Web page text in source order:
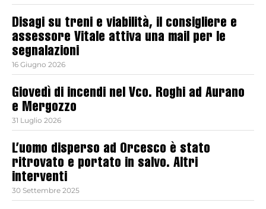
Disagi su treni e viabilità, il consigliere e
assessore Vitale attiva una mail per le
segnalazioni
16 Giugno 2026
Giovedì di incendi nel Vco. Roghi ad Aurano
e Mergozzo
31 Luglio 2026
L’uomo disperso ad Orcesco è stato
ritrovato e portato in salvo. Altri
interventi
30 Settembre 2025